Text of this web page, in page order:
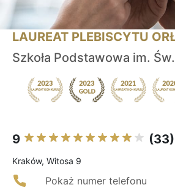
LAUREAT PLEBISCYTU
Szkoła Podstawowa im.
9 (33)
Kraków, Witosa 9
Pokaż numer telefonu